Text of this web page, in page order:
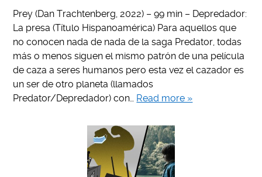
Prey (Dan Trachtenberg, 2022) – 99 min – Depredador:
La presa (Título Hispanoamérica) Para aquellos que
no conocen nada de nada de la saga Predator, todas
más o menos siguen el mismo patrón de una película
de caza a seres humanos pero esta vez el cazador es
un ser de otro planeta (llamados
Predator/Depredador) con… Read more »